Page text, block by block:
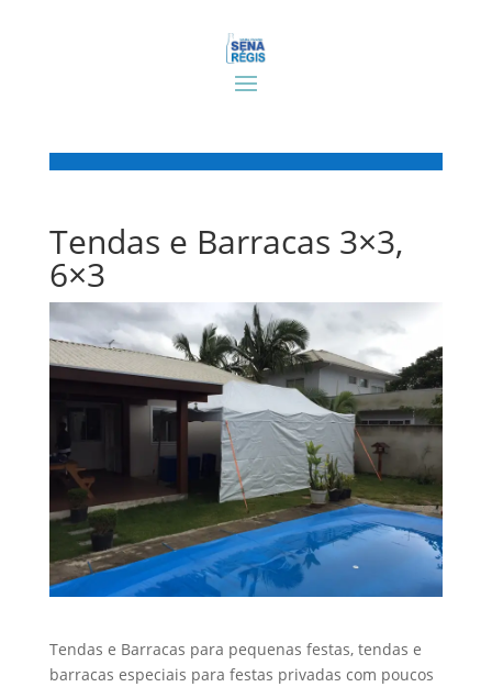
Tendas e Barracas 3×3,
6×3
Tendas e Barracas para pequenas festas, tendas e
barracas especiais para festas privadas com poucos